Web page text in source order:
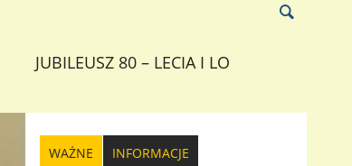
JUBILEUSZ 80 – LECIA I LO
WAŻNE INFORMACJE